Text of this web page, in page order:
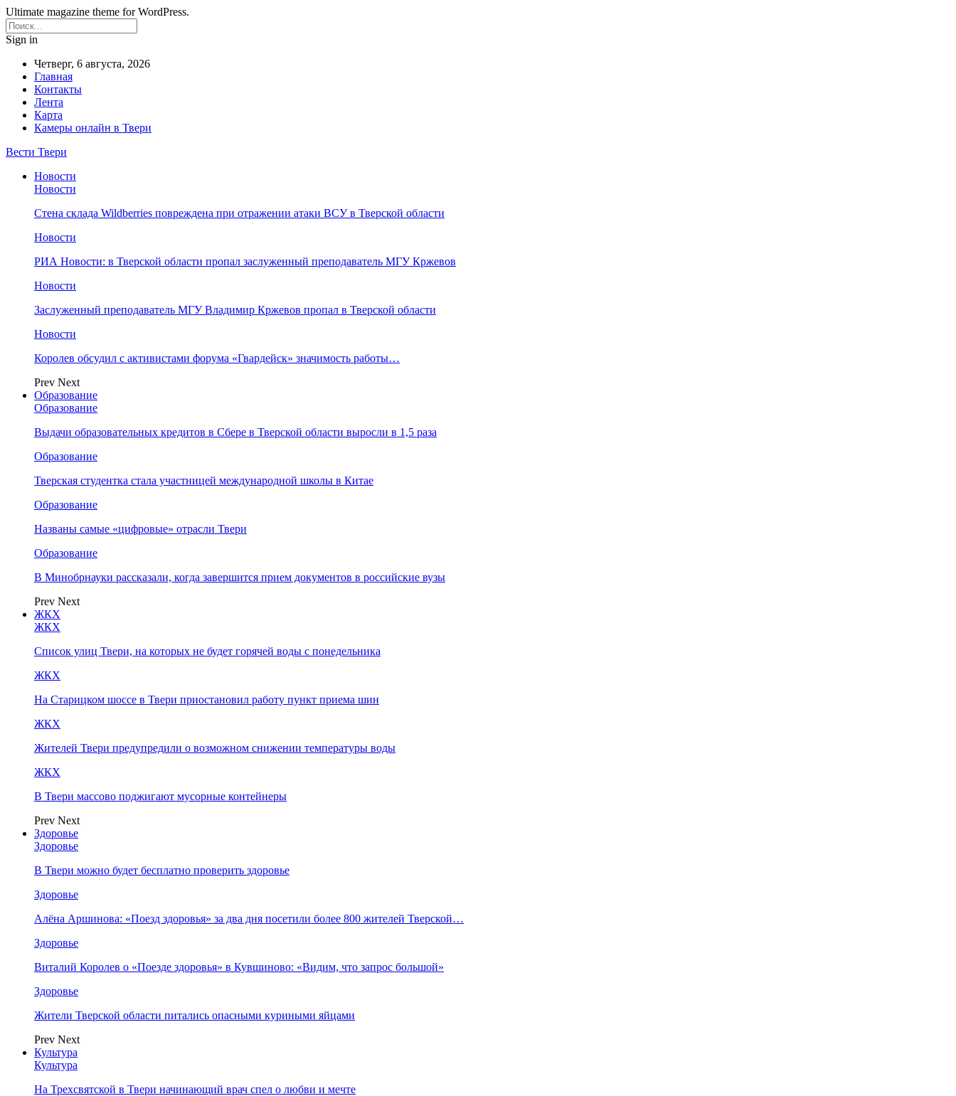
Ultimate magazine theme for WordPress.
Sign in
Четверг, 6 августа, 2026
Главная
Контакты
Лента
Карта
Камеры онлайн в Твери
Вести Твери
Новости
Новости
Стена склада Wildberries повреждена при отражении атаки ВСУ в Тверской области
Новости
РИА Новости: в Тверской области пропал заслуженный преподаватель МГУ Кржевов
Новости
Заслуженный преподаватель МГУ Владимир Кржевов пропал в Тверской области
Новости
Королев обсудил с активистами форума «Гвардейск» значимость работы…
Prev Next
Образование
Образование
Выдачи образовательных кредитов в Сбере в Тверской области выросли в 1,5 раза
Образование
Тверская студентка стала участницей международной школы в Китае
Образование
Названы самые «цифровые» отрасли Твери
Образование
В Минобрнауки рассказали, когда завершится прием документов в российские вузы
Prev Next
ЖКХ
ЖКХ
Список улиц Твери, на которых не будет горячей воды с понедельника
ЖКХ
На Старицком шоссе в Твери приостановил работу пункт приема шин
ЖКХ
Жителей Твери предупредили о возможном снижении температуры воды
ЖКХ
В Твери массово поджигают мусорные контейнеры
Prev Next
Здоровье
Здоровье
В Твери можно будет бесплатно проверить здоровье
Здоровье
Алёна Аршинова: «Поезд здоровья» за два дня посетили более 800 жителей Тверской…
Здоровье
Виталий Королев о «Поезде здоровья» в Кувшиново: «Видим, что запрос большой»
Здоровье
Жители Тверской области питались опасными куриными яйцами
Prev Next
Культура
Культура
На Трехсвятской в Твери начинающий врач спел о любви и мечте